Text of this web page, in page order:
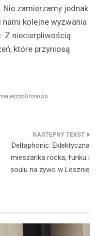
Nie zamierzamy jednak
kolejne wyzwania
Z niecierpliwością
które przyniosą
Deltaphonic: Eklektyczna
mieszanka rocka, funku i
soulu na żywo w Lesznie